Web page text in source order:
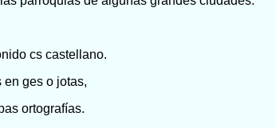
cs castellano.
ges o jotas,
ortografías.